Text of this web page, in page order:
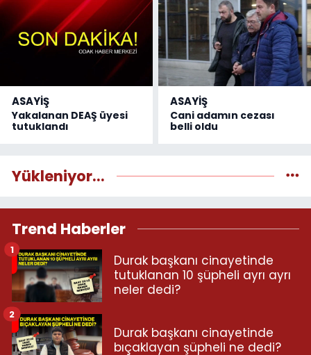
ASAYİŞ
Yakalanan DEAŞ üyesi
tutuklandı
ASAYİŞ
Cani adamın cezası
belli oldu
Yükleniyor...
Trend Haberler
Durak başkanı cinayetinde
tutuklanan 10 şüpheli ayrı ayrı
neler dedi?
1
Durak başkanı cinayetinde
bıçaklayan şüpheli ne dedi?
2